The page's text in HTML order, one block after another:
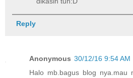
Reply
Anonymous 30/12/16 9:54 AM
Halo mb.bagus blog nya.mau